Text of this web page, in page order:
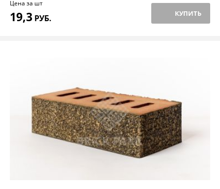
Цена за шт
19,3 РУБ. КУПИТЬ